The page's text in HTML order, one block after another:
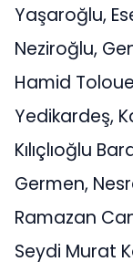
Yaşaroğlu,
Neziroğlu,
Hamid
Yedikardeş,
Kılıçlıoğlu
Germen,
Ramazan
Seydi Murat